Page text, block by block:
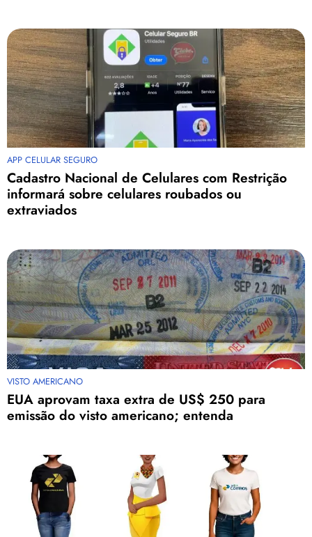
APP CELULAR SEGURO
Cadastro Nacional de Celulares com Restrição
informará sobre celulares roubados ou
extraviados
VISTO AMERICANO
EUA aprovam taxa extra de US$ 250 para
emissão do visto americano; entenda